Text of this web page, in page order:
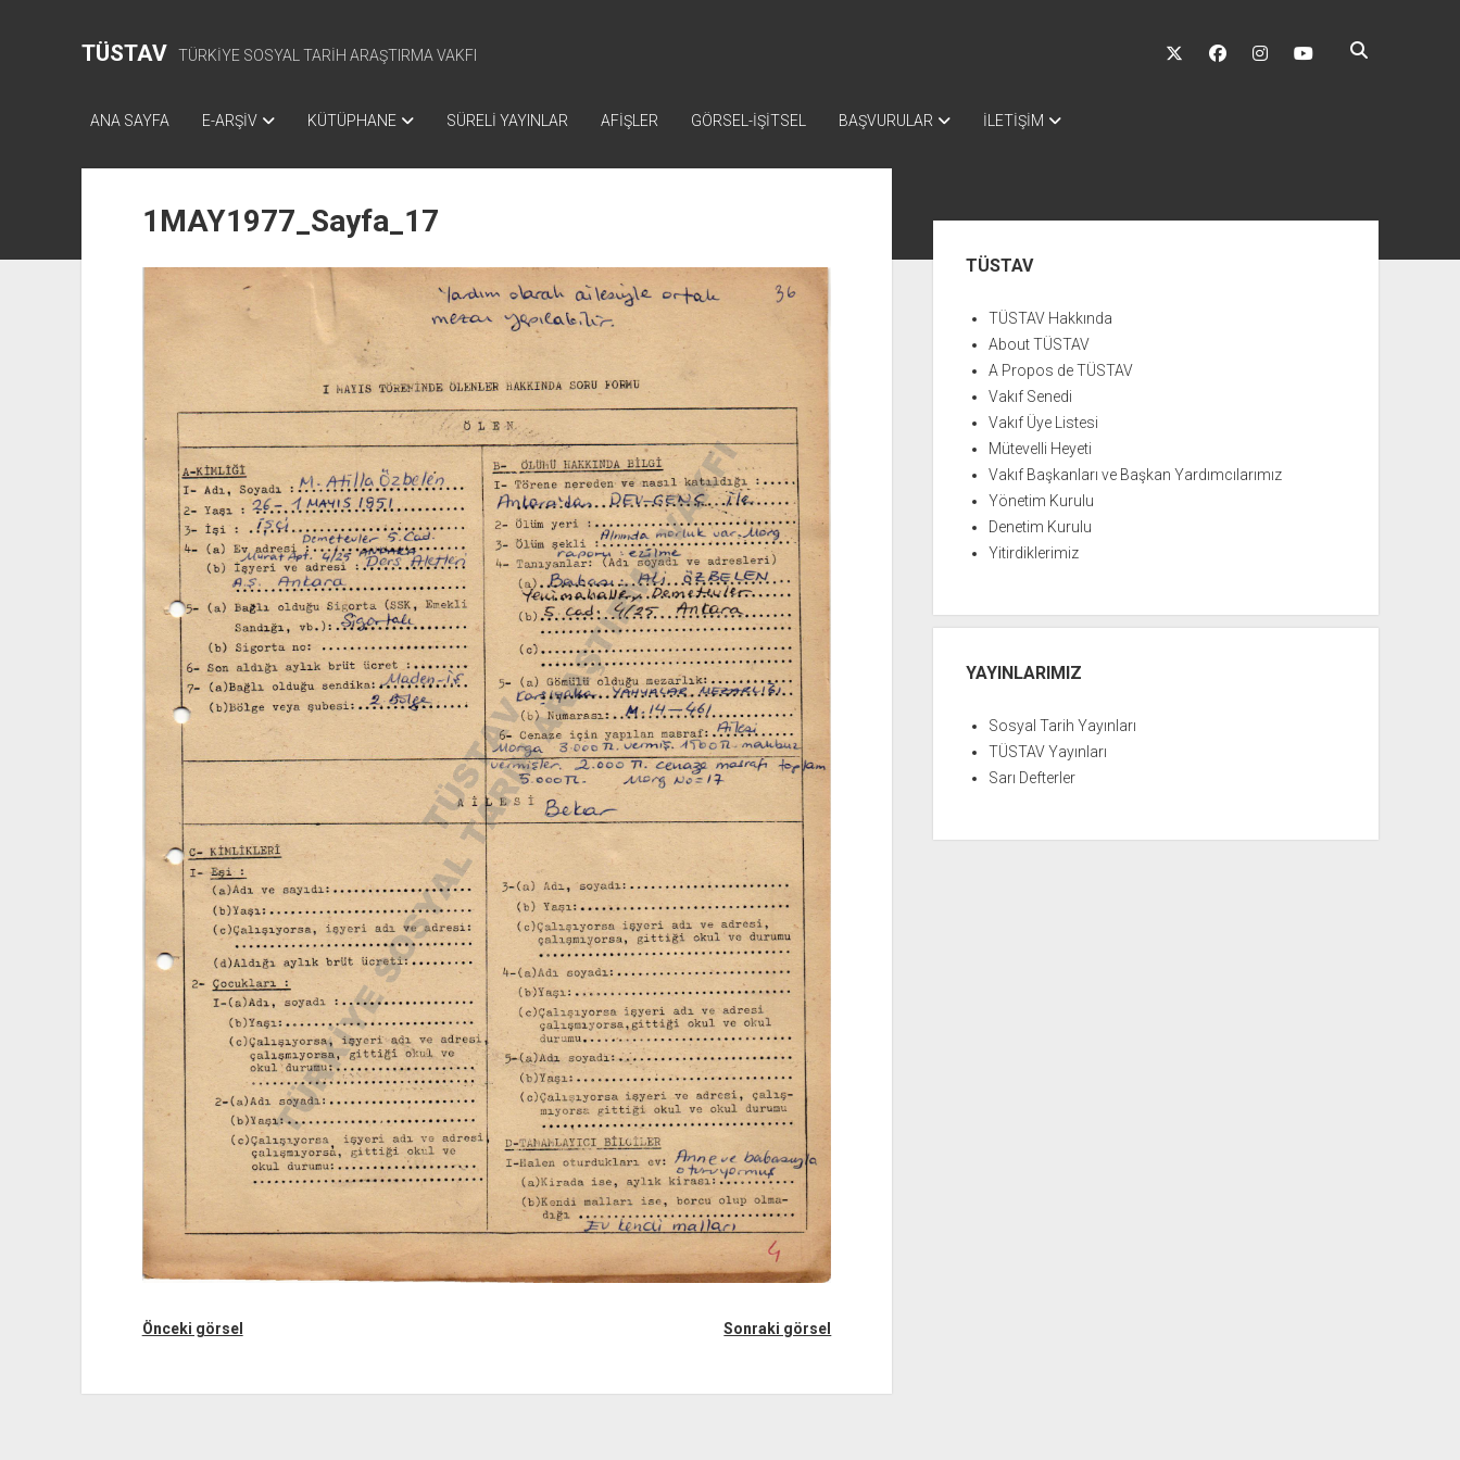
TÜSTAV TÜRKİYE SOSYAL TARİH ARAŞTIRMA VAKFI
twitter facebookinstagramyoutube
ANA SAYFA E-ARŞİV KÜTÜPHANE SÜRELİ YAYINLAR AFİŞLER GÖRSEL-İŞİTSEL BAŞVURULAR İLETİŞİM
1MAY1977_Sayfa_17
Önceki görsel Sonraki görsel
MenüTÜSTAV
TÜSTAV Hakkında
About TÜSTAV
A Propos de TÜSTAV
Vakıf Senedi
Vakıf Üye Listesi
Mütevelli Heyeti
Vakıf Başkanları ve Başkan Yardımcılarımız
Yönetim Kurulu
Denetim Kurulu
Yitirdiklerimiz
YAYINLARIMIZ
Sosyal Tarih Yayınları
TÜSTAV Yayınları
Sarı Defterler